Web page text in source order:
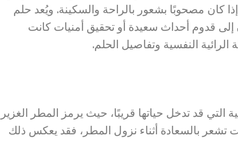
كان مصحوبًا بشعور بالراحة والسكينة. ويُعد حلم
إلى قدوم أحداث سعيدة أو تحقيق أمنيات كانت
النفسية وتفاصيل الحلم.
التي قد تدخل حياتها قريبًا، حيث يرمز المطر الغزير
تشعر بالسعادة أثناء نزول المطر، فقد يعكس ذلك